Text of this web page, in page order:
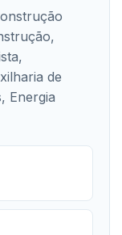
de
Energia